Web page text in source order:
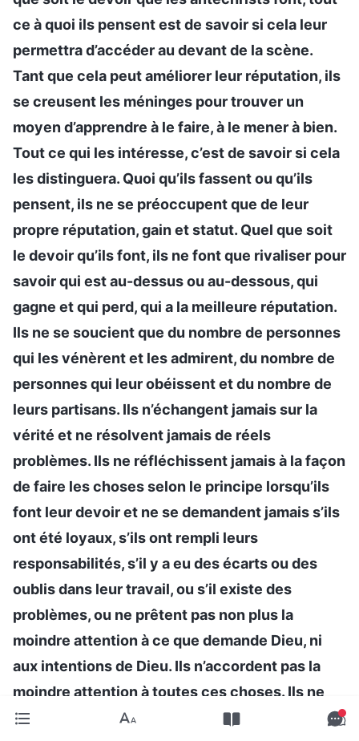
ce à quoi ils pensent est de savoir si cela leur
permettra d’accéder au devant de la scène.
Tant que cela peut améliorer leur réputation, ils
se creusent les méninges pour trouver un
moyen d’apprendre à le faire, à le mener à bien.
Tout ce qui les intéresse, c’est de savoir si cela
les distinguera. Quoi qu’ils fassent ou qu’ils
pensent, ils ne se préoccupent que de leur
propre réputation, gain et statut. Quel que soit
le devoir qu’ils font, ils ne font que rivaliser pour
savoir qui est au-dessus ou au-dessous, qui
gagne et qui perd, qui a la meilleure réputation.
Ils ne se soucient que du nombre de personnes
qui les vénèrent et les admirent, du nombre de
personnes qui leur obéissent et du nombre de
leurs partisans. Ils n’échangent jamais sur la
vérité et ne résolvent jamais de réels
problèmes. Ils ne réfléchissent jamais à la façon
de faire les choses selon le principe lorsqu’ils
font leur devoir et ne se demandent jamais s’ils
ont été loyaux, s’ils ont rempli leurs
responsabilités, s’il y a eu des écarts ou des
oublis dans leur travail, ou s’il existe des
problèmes, ou ne prêtent pas non plus la
moindre attention à ce que demande Dieu, ni
aux intentions de Dieu. Ils n’accordent pas la
moindre attention à toutes ces choses. Ils ne
font que baisser la tête et faire des choses pour